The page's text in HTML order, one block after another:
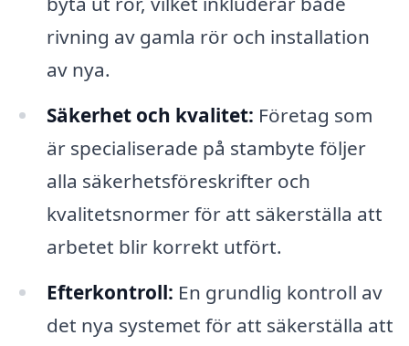
rivning av gamla rör och installation
av nya.
Säkerhet och kvalitet: Företag som
är specialiserade på stambyte följer
alla säkerhetsföreskrifter och
kvalitetsnormer för att säkerställa att
arbetet blir korrekt utfört.
Efterkontroll: En grundlig kontroll av
det nya systemet för att säkerställa att